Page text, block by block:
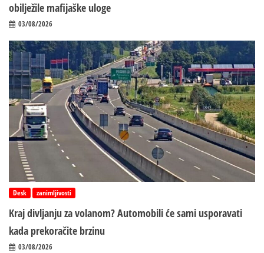
obilježile mafijaške uloge
03/08/2026
Desk zanimljivosti
Kraj divljanju za volanom? Automobili će sami usporavati
kada prekoračite brzinu
03/08/2026